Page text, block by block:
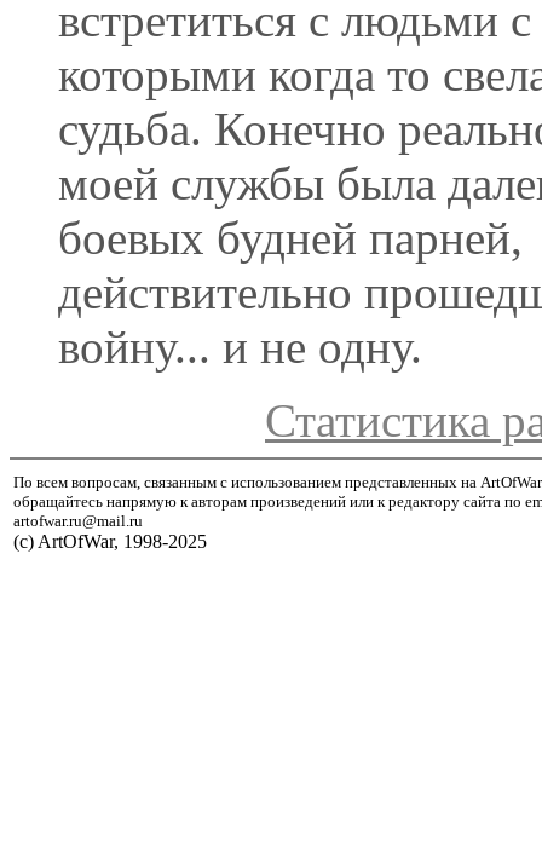
встретиться с людьми с
которыми когда то
судьба. Конечно
моей службы была
боевых будней парней,
действительно
войну... и не одну.
Статистика
По всем вопросам, связанным с использованием представленных на
обращайтесь напрямую к авторам произведений или к редактору сайта по
artofwar.ru@mail.ru
(с) ArtOfWar, 1998-2025